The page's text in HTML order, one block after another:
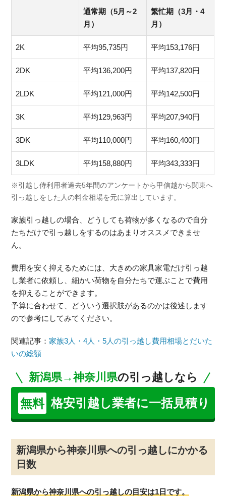
通常期（5月～2
月）
繁忙期（3月・4
月）
2K 平均95,735円 平均153,176円
2DK 平均136,200円 平均137,820円
2LDK 平均121,000円 平均142,500円
3K 平均129,963円 平均207,940円
3DK 平均110,000円 平均160,400円
3LDK 平均158,880円 平均343,333円
※引越し侍利用者過去5年間のアンケートから甲信越から関東へ
引っ越しをした人の料金相場を元に算出しています。
家族引っ越しの場合、どうしても荷物が多くなるので自分
たちだけで引っ越しをするのはあまりオススメできませ
ん。
費用を安く抑えるためには、大きめの家具家電だけ引っ越
し業者に依頼し、細かい荷物を自分たちで運ぶことで費用
を抑えることができます。
予算に合わせて、どういう選択肢があるのかは後述します
ので参考にしてみてください。
関連記事：家族3人・4人・5人の引っ越し費用相場とだいた
いの総額
新潟県→神奈川県の引っ越しなら
無料 格安引越し業者に一括見積り
新潟県から神奈川県への引っ越しにかかる
日数
新潟県から神奈川県への引っ越しの目安は1日です。